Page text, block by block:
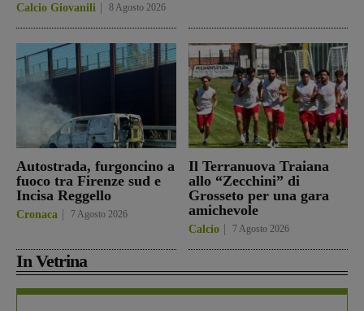
Calcio Giovanili 8 Agosto 2026
Autostrada, furgoncino a
fuoco tra Firenze sud e
Incisa Reggello
Cronaca 7 Agosto 2026
Il Terranuova Traiana
allo “Zecchini” di
Grosseto per una gara
amichevole
Calcio 7 Agosto 2026
In Vetrina